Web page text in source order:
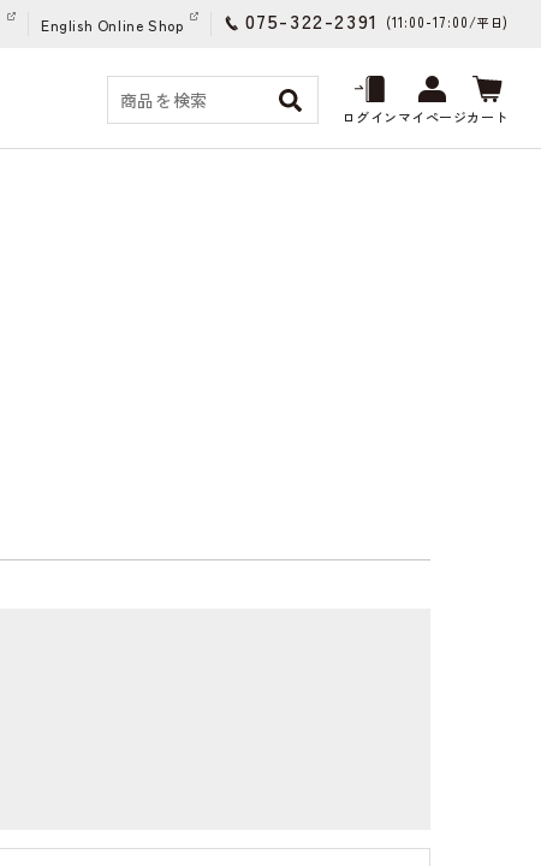
English Online Shop 075-322-2391 (11:00-17:00/平日)
ログインマイページカート